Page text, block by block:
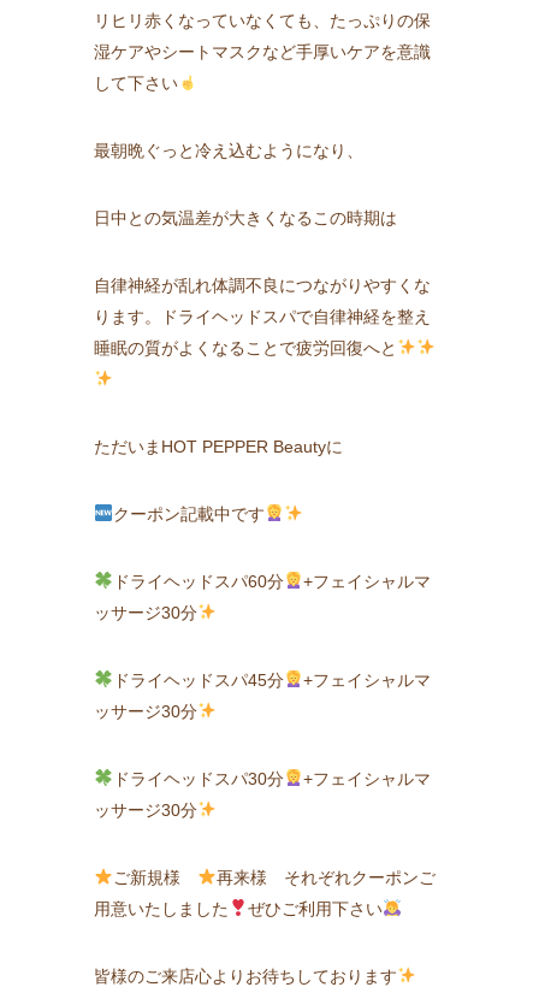
リヒリ赤くなっていなくても、たっぷりの保
湿ケアやシートマスクなど手厚いケアを意識
して下さい
最朝晩ぐっと冷え込むようになり、
日中との気温差が大きくなるこの時期は
自律神経が乱れ体調不良につながりやすくな
ります。ドライヘッドスパで自律神経を整え
睡眠の質がよくなることで疲労回復へと
ただいまHOT PEPPER Beautyに
クーポン記載中です
ドライヘッドスパ60分
+フェイシャルマ
ッサージ30分
ドライヘッドスパ45分
+フェイシャルマ
ッサージ30分
ドライヘッドスパ30分
+フェイシャルマ
ッサージ30分
ご新規様
再来様 それぞれクーポンご
用意いたしました
ぜひご利用下さい
皆様のご来店心よりお待ちしております